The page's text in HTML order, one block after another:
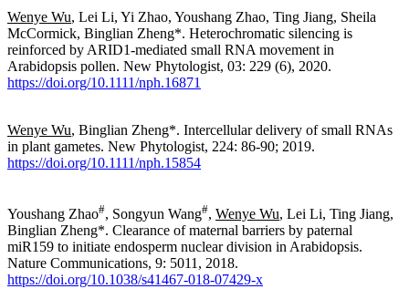
Wenye Wu, Lei Li, Yi Zhao, Youshang Zhao, Ting Jiang, Sheila
McCormick, Binglian Zheng*. Heterochromatic silencing is
reinforced by ARID1-mediated small RNA movement in
Arabidopsis pollen. New Phytologist, 03: 229 (6), 2020.
https://doi.org/10.1111/nph.16871
Wenye Wu, Binglian Zheng*. Intercellular delivery of small RNAs
in plant gametes. New Phytologist, 224: 86-90; 2019.
https://doi.org/10.1111/nph.15854
Youshang Zhao#, Songyun Wang#, Wenye Wu, Lei Li, Ting Jiang,
Binglian Zheng*. Clearance of maternal barriers by paternal
miR159 to initiate endosperm nuclear division in Arabidopsis.
Nature Communications, 9: 5011, 2018.
https://doi.org/10.1038/s41467-018-07429-x